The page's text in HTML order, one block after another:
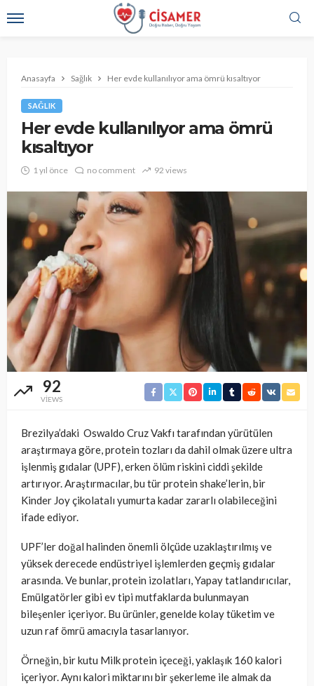
Anasayfa Sağlık Her evde kullanılıyor ama ömrü kısaltıyor
SAĞLIK
Her evde kullanılıyor ama ömrü
kısaltıyor
1 yıl önce no comment 92 views
92
VIEWS
Brezilya’daki Oswaldo Cruz Vakfı tarafından yürütülen
araştırmaya göre, protein tozları da dahil olmak üzere ultra
işlenmiş gıdalar (UPF), erken ölüm riskini ciddi şekilde
artırıyor. Araştırmacılar, bu tür protein shake’lerin, bir
Kinder Joy çikolatalı yumurta kadar zararlı olabileceğini
ifade ediyor.
UPF’ler doğal halinden önemli ölçüde uzaklaştırılmış ve
yüksek derecede endüstriyel işlemlerden geçmiş gıdalar
arasında. Ve bunlar, protein izolatları, Yapay tatlandırıcılar,
Emülgatörler gibi ev tipi mutfaklarda bulunmayan
bileşenler içeriyor. Bu ürünler, genelde kolay tüketim ve
uzun raf ömrü amacıyla tasarlanıyor.
Örneğin, bir kutu Milk protein içeceği, yaklaşık 160 kalori
içeriyor. Aynı kalori miktarını bir şekerleme ile almak da